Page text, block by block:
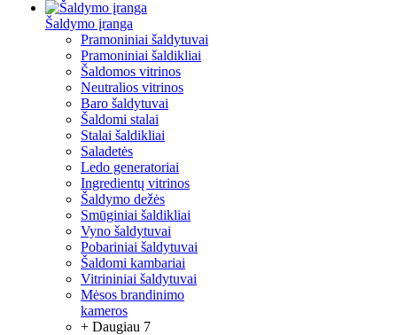
Šaldymo įranga
Pramoniniai šaldytuvai
Pramoniniai šaldikliai
Šaldomos vitrinos
Neutralios vitrinos
Baro šaldytuvai
Šaldomi stalai
Stalai šaldikliai
Saladetės
Ledo generatoriai
Ingredientų vitrinos
Šaldymo dežės
Smūginiai šaldikliai
Vyno šaldytuvai
Pobariniai šaldytuvai
Šaldomi kambariai
Vitrininiai šaldytuvai
Mėsos brandinimo
kameros
+ Daugiau 7